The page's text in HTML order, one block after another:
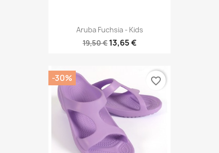
Aruba Fuchsia - Kids
19,50 € 13,65 €
-30% favorite_border